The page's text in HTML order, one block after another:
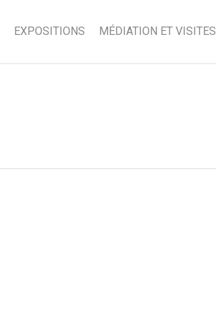
EXPOSITIONS MÉDIATION ET VISITES